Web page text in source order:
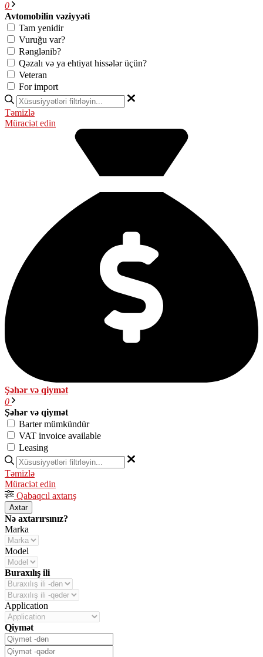
0
Avtomobilin vəziyyəti
Tam yenidir
Vuruğu var?
Rənglənib?
Qəzalı və ya ehtiyat hissələr üçün?
Veteran
For import
Təmizlə
Müraciət edin
Şəhər və qiymət
0
Şəhər və qiymət
Barter mümkündür
VAT invoice available
Leasing
Təmizlə
Müraciət edin
Qabaqcıl axtarış
Axtar
Nə axtarırsınız?
Marka
Model
Buraxılış ili
Application
Qiymət